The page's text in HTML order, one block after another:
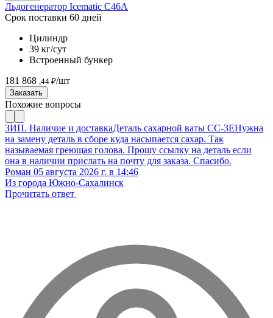
Льдогенератор Icematic C46A
Срок поставки 60 дней
Цилиндр
39 кг/сут
Встроенный бункер
181 868 ,44 ₽/шт
Заказать
Похожие вопросы
ЗИП. Наличие и доставкаДеталь сахарной ваты CC-3EНужна
на замену деталь в сборе куда насыпается сахар. Так
называемая греющая голова. Прошу ссылку на деталь если
она в наличии прислать на почту для заказа. Спасибо.
Роман 05 августа 2026 г. в 14:46
Из города Южно-Сахалинск
Прочитать ответ